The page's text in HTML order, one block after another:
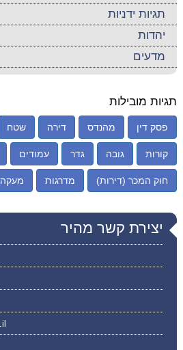
תגיות ידניות
יהדות
מדעים
תגיות מובילות
פסק דין מהנדס דירה שטח
קורות גובה גדר עמודים
חוק המכר (דירות) מדרגות מעקה
יצירת קשר מהיר